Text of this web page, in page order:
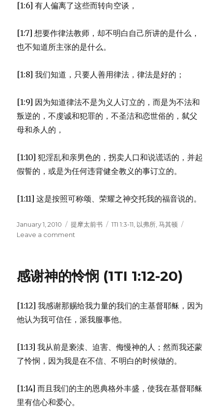
[1:6] 有人偏离了这些而转向空谈，
[1:7] 想要作律法教师，却不明白自己所讲的是什么，
也不知道所主张的是什么。
[1:8] 我们知道，只要人善用律法，律法是好的；
[1:9] 因为知道律法不是为义人订立的，而是为不法和
叛逆的，不虔诚和犯罪的，不圣洁和恋世俗的，弑父
母和杀人的，
[1:10] 犯淫乱和亲男色的，拐卖人口和说谎话的，并起
假誓的，或是为任何违背健全教义的事订立的。
[1:11] 这是按照可称颂、荣耀之神交托我的福音说的。
Posted
on
January 1, 2010 Categories
提摩太前书 Tags
1TI 1:3-11 以弗所 ,马其顿
Leave a comment
伪
义
(1TI
感谢神的怜悯 (1TI 1:12-20)
[1:12] 我感谢那赐给我力量的我们的主基督耶稣，因为
他认为我可信任，派我服事他。
[1:13] 我从前是亵渎、迫害、侮慢神的人；然而我还蒙
了怜悯，因为我是在不信、不明白的时候做的。
[1:14] 而且我们的主的恩典格外丰盛，使我在基督耶稣
里有信心和爱心。